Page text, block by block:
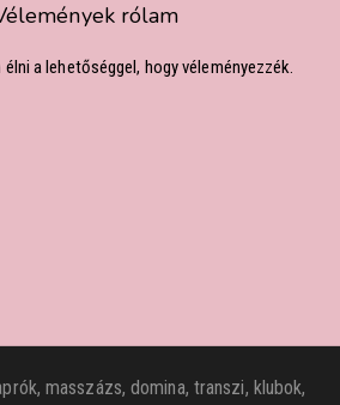
rólam
a lehetőséggel, hogy véleményezzék.
masszázs, domina, transzi, klubok,